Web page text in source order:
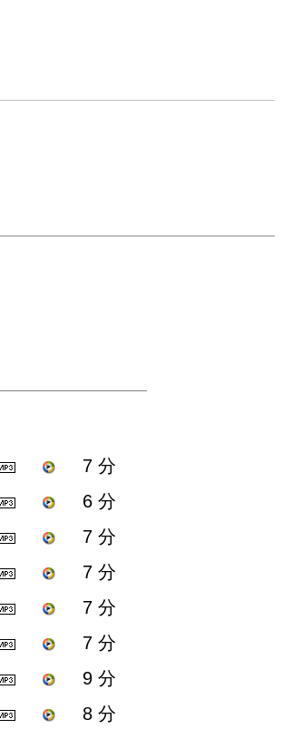
7 分
6 分
7 分
7 分
7 分
7 分
9 分
8 分